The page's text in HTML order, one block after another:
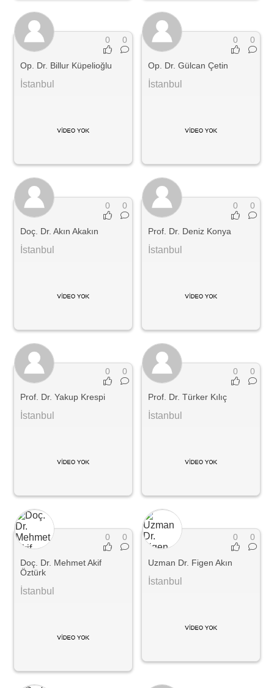
0 0
Op. Dr. Billur Küpelioğlu
İstanbul
0 0
Op. Dr. Gülcan Çetin
İstanbul
0 0
Doç. Dr. Akın Akakın
İstanbul
0 0
Prof. Dr. Deniz Konya
İstanbul
0 0
Prof. Dr. Yakup Krespi
İstanbul
0 0
Prof. Dr. Türker Kılıç
İstanbul
0 0
Doç. Dr. Mehmet Akif
Öztürk
İstanbul
0 0
Uzman Dr. Figen Akın
İstanbul